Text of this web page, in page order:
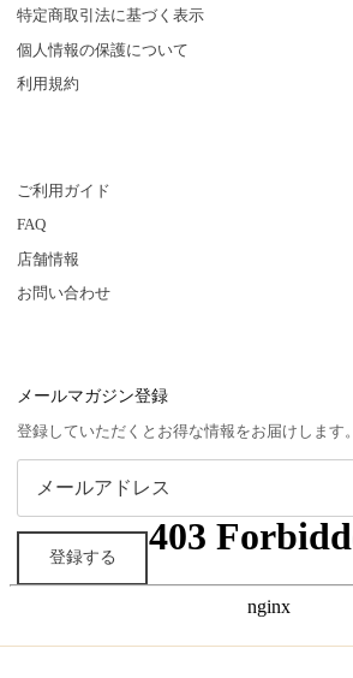
特定商取引法に基づく表示
個人情報の保護について
利用規約
ご利用ガイド
FAQ
店舗情報
お問い合わせ
メールマガジン登録
登録していただくとお得な情報をお届けします。
登録する